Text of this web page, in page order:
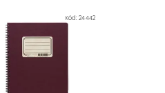
Kód:24442